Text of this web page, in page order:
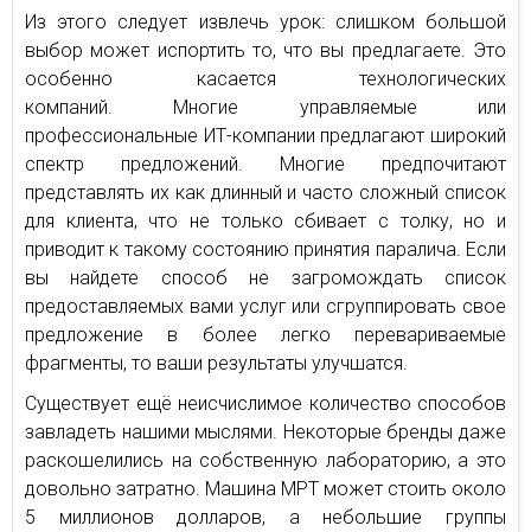
Из этого следует извлечь урок: слишком большой
выбор может испортить то, что вы предлагаете. Это
особенно касается технологических
компаний. Многие управляемые или
профессиональные ИТ-компании предлагают широкий
спектр предложений. Многие предпочитают
представлять их как длинный и часто сложный список
для клиента, что не только сбивает с толку, но и
приводит к такому состоянию принятия паралича. Если
вы найдете способ не загромождать список
предоставляемых вами услуг или сгруппировать свое
предложение в более легко перевариваемые
фрагменты, то ваши результаты улучшатся.
Существует ещё неисчислимое количество способов
завладеть нашими мыслями. Некоторые бренды даже
раскошелились на собственную лабораторию, а это
довольно затратно. Машина МРТ может стоить около
5 миллионов долларов, а небольшие группы